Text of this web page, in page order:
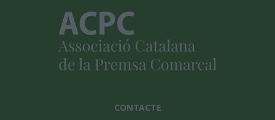
CONTACTE